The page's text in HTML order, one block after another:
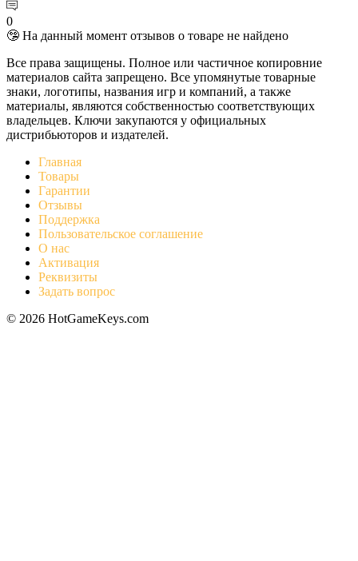
0
🤥 На данный момент отзывов о товаре не найдено
Все права защищены. Полное или частичное копировние
материалов сайта запрещено. Все упомянутые товарные
знаки, логотипы, названия игр и компаний, а также
материалы, являются собственностью соответствующих
владельцев. Ключи закупаются у официальных
дистрибьюторов и издателей.
Главная
Товары
Гарантии
Отзывы
Поддержка
Пользовательское соглашение
О нас
Активация
Реквизиты
Задать вопрос
© 2026 HotGameKeys.com